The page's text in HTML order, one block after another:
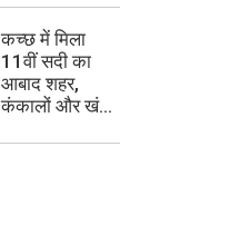
कच्छ में मिला
11वीं सदी का
आबाद शहर,
कंकालों और खं...